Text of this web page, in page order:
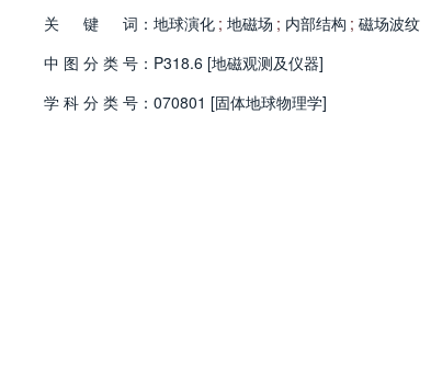
关
键 词： 地球演化 ; 地磁场 ; 内部结构 ; 磁场波纹
中 图 分 类 号： P318.6 [地磁观测及仪器]
学 科 分 类 号： 070801 [固体地球物理学]